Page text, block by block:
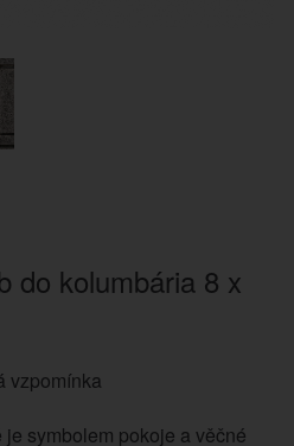
do kolumbária 8 x
vzpomínka
symbolem pokoje a věčné